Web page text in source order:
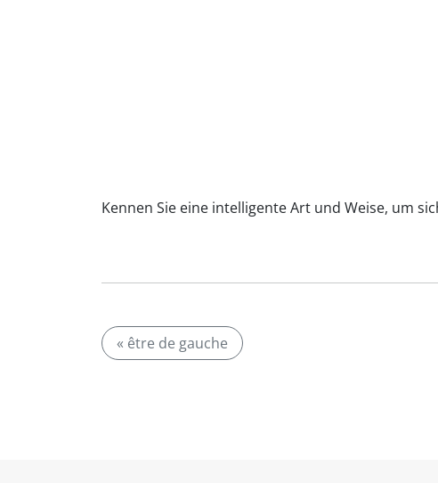
Kennen Sie eine intelligente Art und Weise, um
« être de gauche